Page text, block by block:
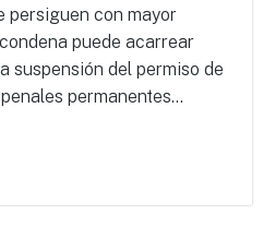
persiguen con mayor
puede acarrear
suspensión del permiso de
permanentes...